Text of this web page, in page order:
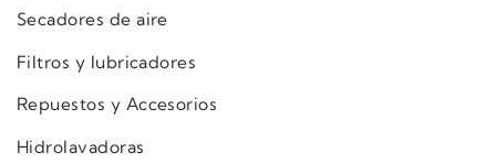
Secadores de aire
Filtros y lubricadores
Repuestos y Accesorios
Hidrolavadoras